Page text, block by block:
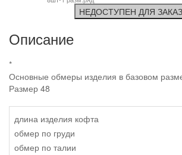
НЕДОСТУПЕН ДЛЯ
Описание
*
Основные обмеры изделия в базовом
Размер 48
длина изделия кофта
обмер по груди
обмер по талии